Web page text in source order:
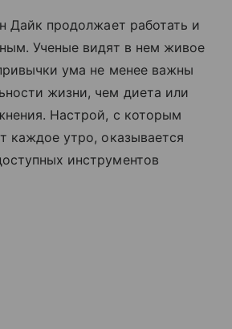
Дайк продолжает работать и
Ученые видят в нем живое
ума не менее важны
жизни, чем диета или
Настрой, с которым
каждое утро, оказывается
инструментов